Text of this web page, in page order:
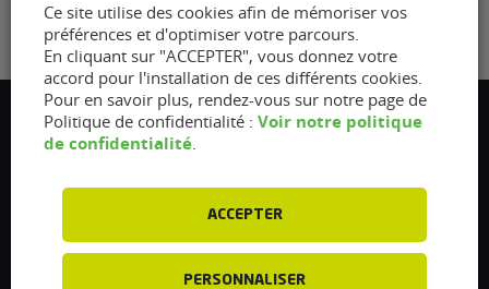
Flexfuel Energy Development
France
Ce site utilise des cookies afin de mémoriser vos
préférences et d'optimiser votre parcours.
En cliquant sur "ACCEPTER", vous donnez votre
accord pour l'installation de ces différents cookies.
Pour en savoir plus, rendez-vous sur notre page de
Politique de confidentialité : Voir notre politique
de confidentialité
ACCEPTER
PERSONNALISER